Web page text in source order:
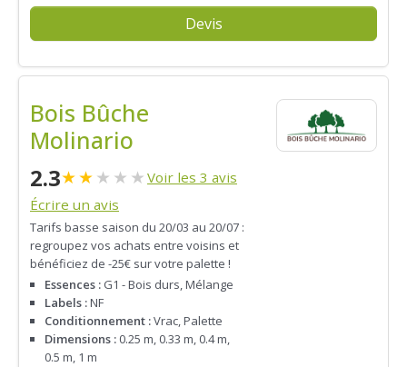
Devis
Bois Bûche
Molinario
2.3★★★ ★ ★ Voir les 3 avis
Écrire un avis
Tarifs basse saison du 20/03 au 20/07 :
regroupez vos achats entre voisins et
bénéficiez de -25€ sur votre palette !
Essences : G1 - Bois durs, Mélange
Labels :NF
Conditionnement :Vrac, Palette
Dimensions : 0.25 m, 0.33 m, 0.4 m,
0.5 m, 1 m